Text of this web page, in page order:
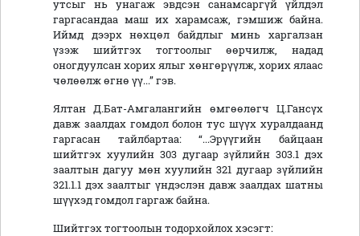
утсыг нь унагаж эвдсэн санамсаргүй үйлдэл
гаргасандаа маш их харамсаж, гэмшиж байна.
Иймд дээрх нөхцөл байдлыг минь харгалзан
үзэж шийтгэх тогтоолыг өөрчилж, надад
оногдуулсан хорих ялыг хөнгөрүүлж, хорих ялаас
чөлөөлж өгнө үү...” гэв.
Ялтан Д.Бат-Амгалангийн өмгөөлөгч Ц.Гансүх
давж заалдах гомдол болон тус шүүх хуралдаанд
гаргасан тайлбартаа: “...Эрүүгийн байцаан
шийтгэх хуулийн 303 дугаар зүйлийн 303.1 дэх
заалтын дагуу мөн хуулийн 321 дугаар зүйлийн
321.1.1 дэх заалтыг үндэслэн давж заалдах шатны
шүүхэд гомдол гаргаж байна.
Шийтгэх тогтоолын тодорхойлох хэсэгт: